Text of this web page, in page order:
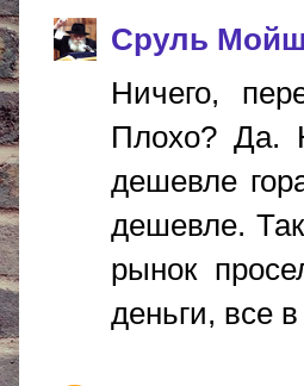
Сруль
Ничего,
Плохо? Да.
дешевле
дешевле.
рынок
деньги, все